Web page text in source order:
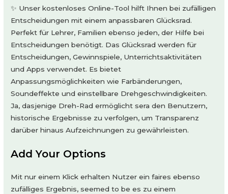
✨ Unser kostenloses Online-Tool hilft Ihnen bei zufälligen
Entscheidungen mit einem anpassbaren Glücksrad.
Perfekt für Lehrer, Familien ebenso jeden, der Hilfe bei
Entscheidungen benötigt. Das Glücksrad werden für
Entscheidungen, Gewinnspiele, Unterrichtsaktivitäten
und Apps verwendet. Es bietet
Anpassungsmöglichkeiten wie Farbänderungen,
Soundeffekte und einstellbare Drehgeschwindigkeiten.
Ja, dasjenige Dreh-Rad ermöglicht sera den Benutzern,
historische Ergebnisse zu verfolgen, um Transparenz
darüber hinaus Aufzeichnungen zu gewährleisten.
Add Your Options
Mit nur einem Klick erhalten Nutzer ein faires ebenso
zufälliges Ergebnis, seemed to be es zu einem